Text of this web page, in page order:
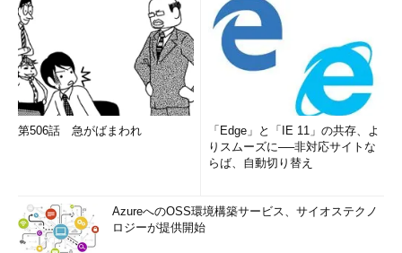
第506話 急がばまわれ
「Edge」と「IE 11」の共存、よ
りスムーズに──非対応サイトな
らば、自動切り替え
AzureへのOSS環境構築サービス、サイオステクノ
ロジーが提供開始